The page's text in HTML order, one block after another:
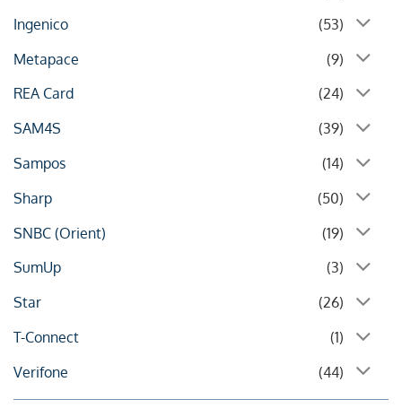
Ingenico
(53)
Metapace
(9)
REA Card
(24)
SAM4S
(39)
Sampos
(14)
Sharp
(50)
SNBC (Orient)
(19)
SumUp
(3)
Star
(26)
T-Connect
(1)
Verifone
(44)